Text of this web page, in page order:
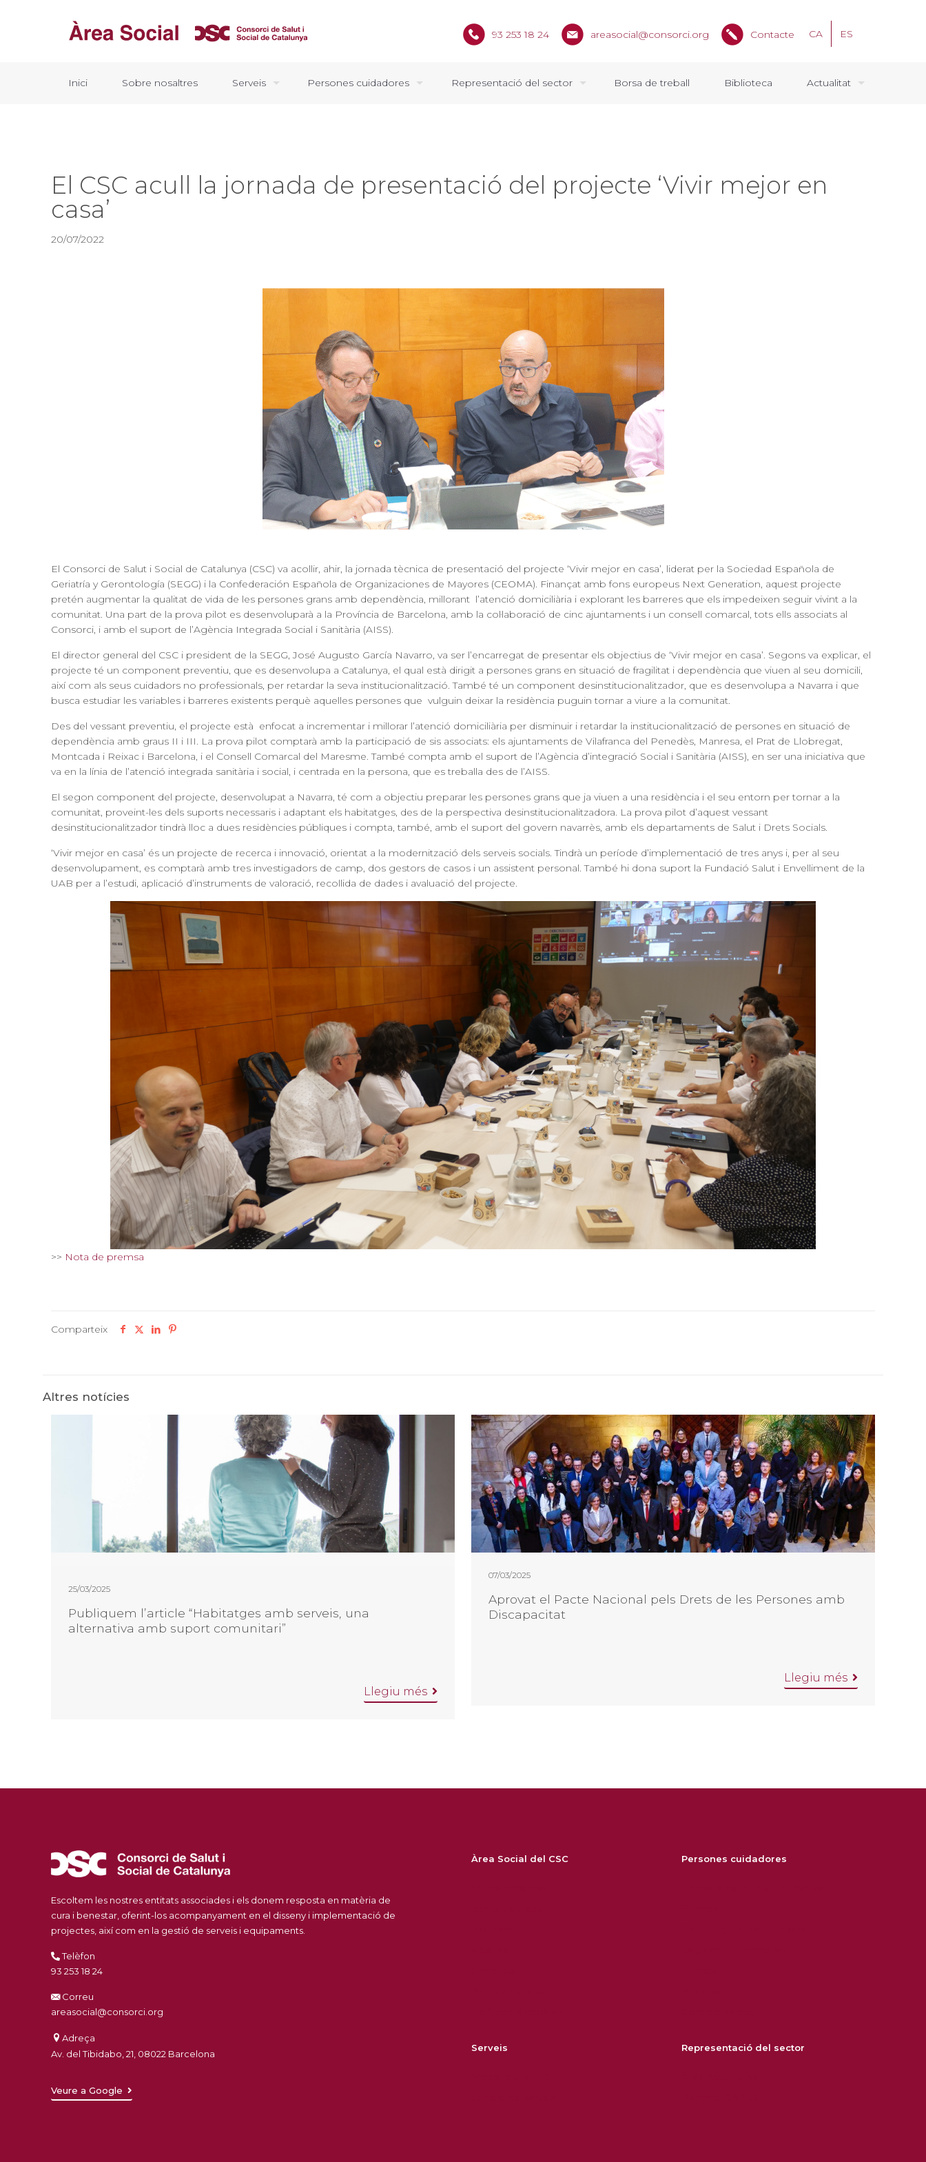
Inici Sobre nosaltres Serveis Persones cuidadores Representació del sector Borsa de treball Biblioteca Actualitat
93 253 18 24 areasocial@consorci.org Contacte CA ES
El CSC acull la jornada de presentació del projecte ‘Vivir mejor en
casa’
20/07/2022
El Consorci de Salut i Social de Catalunya (CSC) va acollir, ahir, la jornada tècnica de presentació del projecte ‘Vivir mejor en casa’, liderat per la Sociedad Española de
Geriatría y Gerontología (SEGG) i la Confederación Española de Organizaciones de Mayores (CEOMA). Finançat amb fons europeus Next Generation, aquest projecte
pretén augmentar la qualitat de vida de les persones grans amb dependència, millorant l’atenció domiciliària i explorant les barreres que els impedeixen seguir vivint a la
comunitat. Una part de la prova pilot es desenvoluparà a la Província de Barcelona, amb la col·laboració de cinc ajuntaments i un consell comarcal, tots ells associats al
Consorci, i amb el suport de l’Agència Integrada Social i Sanitària (AISS).
El director general del CSC i president de la SEGG, José Augusto García Navarro, va ser l’encarregat de presentar els objectius de ‘Vivir mejor en casa’. Segons va explicar, el
projecte té un component preventiu, que es desenvolupa a Catalunya, el qual està dirigit a persones grans en situació de fragilitat i dependència que viuen al seu domicili,
així com als seus cuidadors no professionals, per retardar la seva institucionalització. També té un component desinstitucionalitzador, que es desenvolupa a Navarra i que
busca estudiar les variables i barreres existents perquè aquelles persones que vulguin deixar la residència puguin tornar a viure a la comunitat.
Des del vessant preventiu, el projecte està enfocat a incrementar i millorar l’atenció domiciliària per disminuir i retardar la institucionalització de persones en situació de
dependència amb graus II i III. La prova pilot comptarà amb la participació de sis associats: els ajuntaments de Vilafranca del Penedès, Manresa, el Prat de Llobregat,
Montcada i Reixac i Barcelona, i el Consell Comarcal del Maresme. També compta amb el suport de l’Agència d’integració Social i Sanitària (AISS), en ser una iniciativa que
va en la línia de l’atenció integrada sanitària i social, i centrada en la persona, que es treballa des de l’AISS.
El segon component del projecte, desenvolupat a Navarra, té com a objectiu preparar les persones grans que ja viuen a una residència i el seu entorn per tornar a la
comunitat, proveint-les dels suports necessaris i adaptant els habitatges, des de la perspectiva desinstitucionalitzadora. La prova pilot d’aquest vessant
desinstitucionalitzador tindrà lloc a dues residències públiques i compta, també, amb el suport del govern navarrès, amb els departaments de Salut i Drets Socials.
‘Vivir mejor en casa’ és un projecte de recerca i innovació, orientat a la modernització dels serveis socials. Tindrà un període d’implementació de tres anys i, per al seu
desenvolupament, es comptarà amb tres investigadors de camp, dos gestors de casos i un assistent personal. També hi dona suport la Fundació Salut i Envelliment de la
UAB per a l’estudi, aplicació d’instruments de valoració, recollida de dades i avaluació del projecte.
>> Nota de premsa
Comparteix
Altres notícies
25/03/2025
Publiquem l’article “Habitatges amb serveis, una
alternativa amb suport comunitari”
Llegiu més
07/03/2025
Aprovat el Pacte Nacional pels Drets de les Persones amb
Discapacitat
Llegiu més
Escoltem les nostres entitats associades i els donem resposta en matèria de
cura i benestar, oferint-los acompanyament en el disseny i implementació de
projectes, així com en la gestió de serveis i equipaments.
Telèfon
93 253 18 24
Correu
areasocial@consorci.org
Adreça
Av. del Tibidabo, 21, 08022 Barcelona
Veure a Google
Àrea Social del CSC
Serveis
Persones cuidadores
Representació del sector